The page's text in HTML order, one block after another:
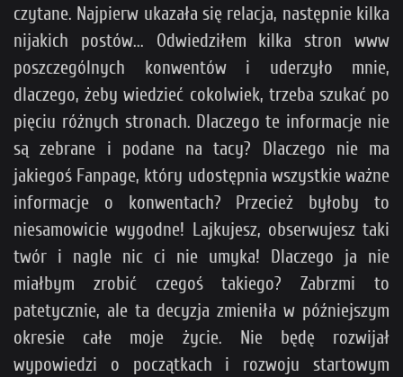
czytane. Najpierw ukazała się relacja, następnie kilka
nijakich postów... Odwiedziłem kilka stron www
poszczególnych konwentów i uderzyło mnie,
dlaczego, żeby wiedzieć cokolwiek, trzeba szukać po
pięciu różnych stronach. Dlaczego te informacje nie
są zebrane i podane na tacy? Dlaczego nie ma
jakiegoś Fanpage, który udostępnia wszystkie ważne
informacje o konwentach? Przecież byłoby to
niesamowicie wygodne! Lajkujesz, obserwujesz taki
twór i nagle nic ci nie umyka! Dlaczego ja nie
miałbym zrobić czegoś takiego? Zabrzmi to
patetycznie, ale ta decyzja zmieniła w późniejszym
okresie całe moje życie. Nie będę rozwijał
wypowiedzi o początkach i rozwoju startowym